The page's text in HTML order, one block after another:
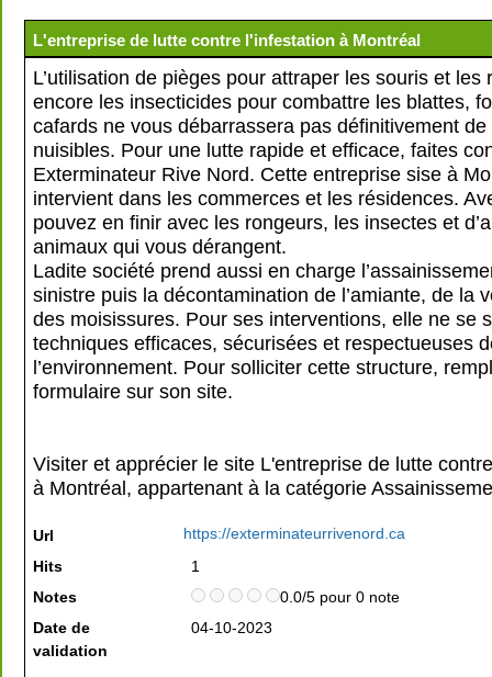
L'entreprise de lutte contre l'infestation à Montréal
L’utilisation de pièges pour attraper les souris et les
encore les insecticides pour combattre les blattes,
cafards ne vous débarrassera pas définitivement de
nuisibles. Pour une lutte rapide et efficace, faites
Exterminateur Rive Nord. Cette entreprise sise à
intervient dans les commerces et les résidences.
pouvez en finir avec les rongeurs, les insectes et
animaux qui vous dérangent.
Ladite société prend aussi en charge
sinistre puis la décontamination de l’amiante, de la
des moisissures. Pour ses interventions, elle ne se
techniques efficaces, sécurisées et respectueuses
l’environnement. Pour solliciter cette structure,
formulaire sur son site.
Visiter et apprécier le site L'entreprise de lutte
à Montréal, appartenant à la catégorie
Url
https://exterminateurrivenord.ca
Hits
1
Notes
0.0/5 pour 0 note
Date de
validation
04-10-2023